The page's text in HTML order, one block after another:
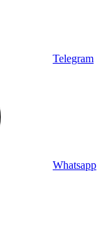
Telegram
Whatsapp